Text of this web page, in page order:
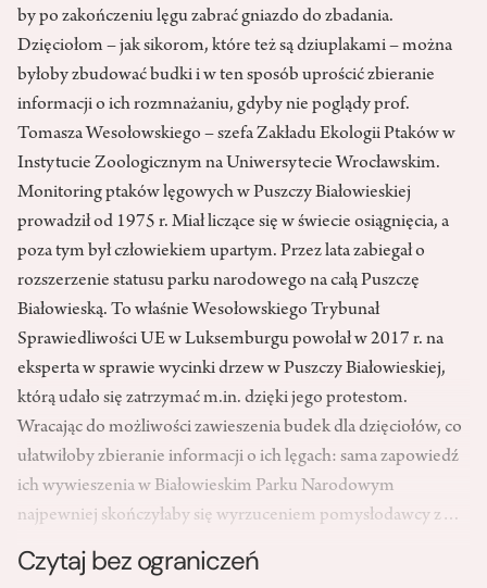
by po zakończeniu lęgu zabrać gniazdo do zbadania.
Dzięciołom – jak sikorom, które też są dziuplakami – można
byłoby zbudować budki i w ten sposób uprościć zbieranie
informacji o ich rozmnażaniu, gdyby nie poglądy prof.
Tomasza Wesołowskiego – szefa Zakładu Ekologii Ptaków w
Instytucie Zoologicznym na Uniwersytecie Wrocławskim.
Monitoring ptaków lęgowych w Puszczy Białowieskiej
prowadził od 1975 r. Miał liczące się w świecie osiągnięcia, a
poza tym był człowiekiem upartym. Przez lata zabiegał o
rozszerzenie statusu parku narodowego na całą Puszczę
Białowieską. To właśnie Wesołowskiego Trybunał
Sprawiedliwości UE w Luksemburgu powołał w 2017 r. na
eksperta w sprawie wycinki drzew w Puszczy Białowieskiej,
którą udało się zatrzymać m.in. dzięki jego protestom.
Wracając do możliwości zawieszenia budek dla dzięciołów, co
ułatwiłoby zbieranie informacji o ich lęgach: sama zapowiedź
ich wywieszenia w Białowieskim Parku Narodowym
najpewniej skończyłaby się wyrzuceniem pomysłodawcy z…
Czytaj bez ograniczeń